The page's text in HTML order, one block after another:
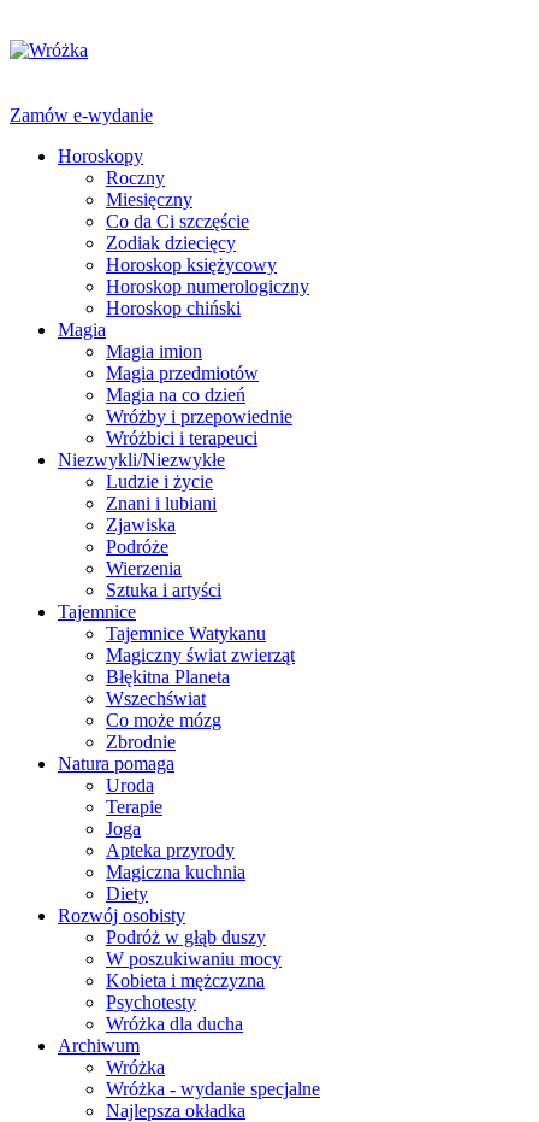
Zamów e-wydanie
Horoskopy
Roczny
Miesięczny
Co da Ci szczęście
Zodiak dziecięcy
Horoskop księżycowy
Horoskop numerologiczny
Horoskop chiński
Magia
Magia imion
Magia przedmiotów
Magia na co dzień
Wróżby i przepowiednie
Wróżbici i terapeuci
Niezwykli/Niezwykłe
Ludzie i życie
Znani i lubiani
Zjawiska
Podróże
Wierzenia
Sztuka i artyści
Tajemnice
Tajemnice Watykanu
Magiczny świat zwierząt
Błękitna Planeta
Wszechświat
Co może mózg
Zbrodnie
Natura pomaga
Uroda
Terapie
Joga
Apteka przyrody
Magiczna kuchnia
Diety
Rozwój osobisty
Podróż w głąb duszy
W poszukiwaniu mocy
Kobieta i mężczyzna
Psychotesty
Wróżka dla ducha
Archiwum
Wróżka
Wróżka - wydanie specjalne
Najlepsza okładka